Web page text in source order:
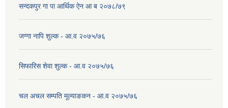
सन्दकपुर गा पा आर्थिक ऐन आ ब २०७८/७९
जग्गा नापि शुल्क - आ.व २०७५/७६
सिफारिस शेवा शुल्क - आ.व २०७५/७६
चल अचल सम्पति मूल्याङकन - आ.व २०७५/७६